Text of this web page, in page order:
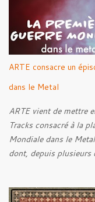
ARTE consacre un
dans le Metal
ARTE vient de mettre
Tracks consacré à la
Mondiale dans le
dont, depuis plusieurs
cette réflexion, Tracks